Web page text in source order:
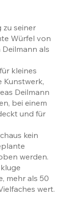
zu seiner
Würfel von
als
kleines
Kunstwerk,
Deilmann
bei einem
und für
kein
werden.
mehr als 50
wert.